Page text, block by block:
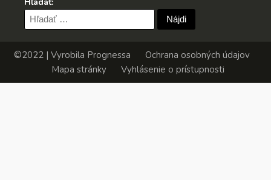
Hľadať:
©2022 | Vyrobila Prognessa
Ochrana osobných údajov
Mapa stránky
Vyhlásenie o prístupnosti